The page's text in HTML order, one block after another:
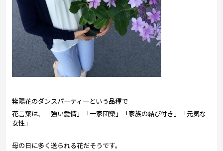
紫陽花のダンスパーティーという品種で
花言葉は、「強い愛情」「一家団欒」「家族の結び付き」「元気な
女性」
母の日に多く送られる花だそうです。